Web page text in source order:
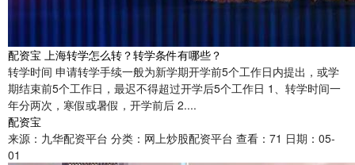
配资宝 上海转学怎么转？转学条件有哪些？
转学时间 申请转学手续一般为新学期开学前5个工作日内提出，或学
期结束前5个工作日，最迟不得超过开学后5个工作日 1、转学时间一
年分两次，寒假或暑假，开学前后 2....
配资宝
来源：九华配资平台 分类：网上炒股配资平台 查看：71 日期：05-
01